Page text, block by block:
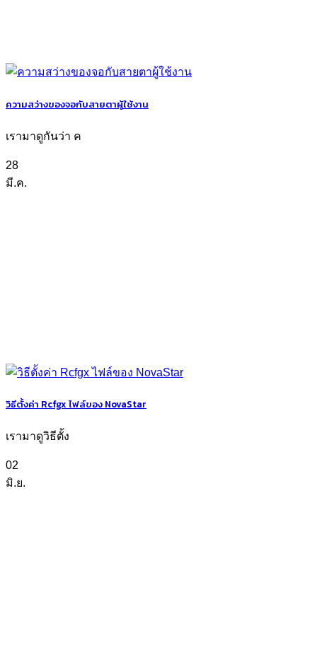
ความสว่างของจอกับสายตาผู้ใช้งาน
เรามาดูกันว่า ค
28
มี.ค.
วิธีตั้งค่า Rcfgx ไฟล์ของ NovaStar
เรามาดูวิธีตั้ง
02
มิ.ย.